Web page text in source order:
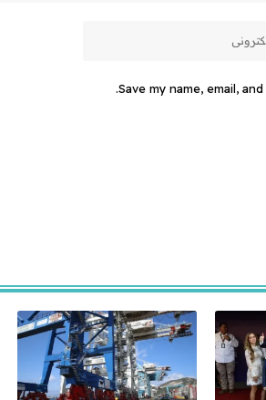
Save my name, email,